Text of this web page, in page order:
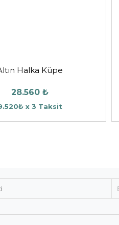
Halka Küpe
28.560 ₺
x 3 Taksit